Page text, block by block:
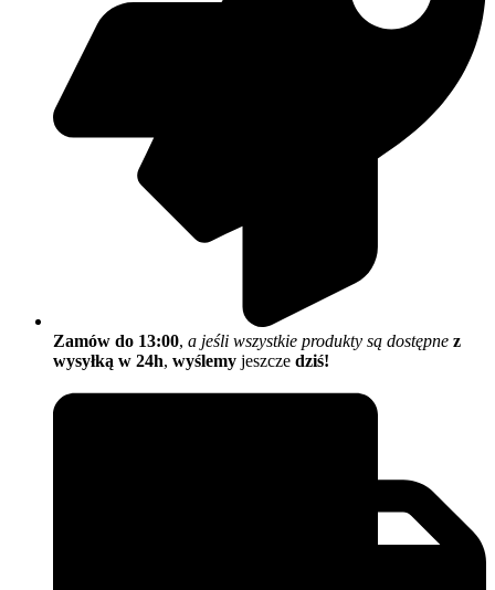
Zamów do 13:00, a jeśli wszystkie produkty są dostępne z
wysyłką w 24h, wyślemy jeszcze dziś!